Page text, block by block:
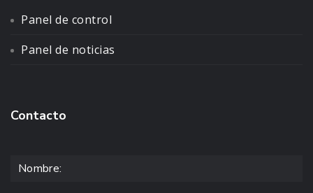
Panel de control
Panel de noticias
Contacto